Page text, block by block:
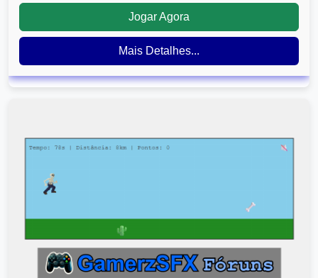
Jogar Agora
Mais Detalhes...